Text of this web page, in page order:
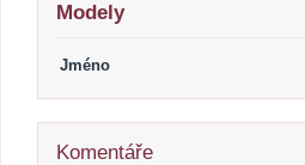
Modely
Jméno
Komentáře